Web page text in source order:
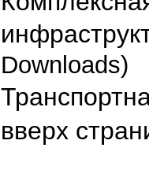
Downloads)
вверх